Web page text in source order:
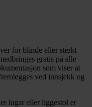
for blinde eller sterkt
gratis på alle
som viser at
ved innsjekk og
lugar eller liggestol er